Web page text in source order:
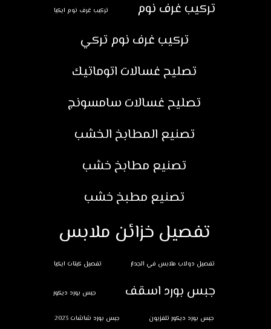
تركيب غرف نوم
تركيب غرف نوم ايكيا
تركيب غرف نوم تركي
تصليح غسالات اتوماتيك
تصليح غسالات سامسونج
تصنيع المطابخ الخشب
تصنيع مطابخ خشب
تصنيع مطبخ خشب
تفصيل خزائن ملابس
تفصيل دولاب ملابس في الجدار تفصيل كبتات ايكيا
جبس بورد اسقف جبس بورد ديكور
جبس بورد ديكور تلفزيون جبس بورد شاشات 2023